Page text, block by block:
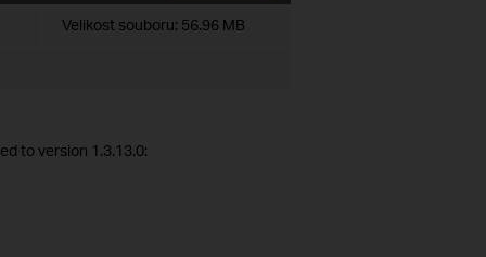
Velikost souboru: 56.96 MB
to version 1.3.13.0: